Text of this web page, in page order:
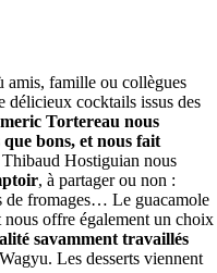
amis, famille ou collègues
délicieux cocktails issus des
Tortereau nous
bons, et nous fait
Hostiguian nous
, à partager ou non :
de fromages… Le guacamole
nous offre également un choix
savamment travaillés
Les desserts viennent